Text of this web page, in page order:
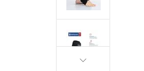
PRÓXIMA